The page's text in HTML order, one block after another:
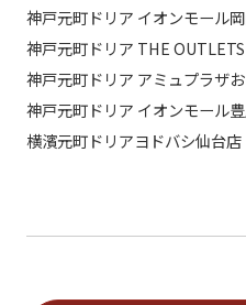
神戸元町ドリア イオンモール
神戸元町ドリア THE
神戸元町ドリア アミュプラザ
神戸元町ドリア イオンモール
横濱元町ドリアヨドバシ仙台店